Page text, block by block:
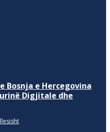
Bosnja e Hercegovina
Digjitale dhe